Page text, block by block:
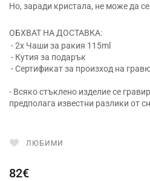
Но, заради кристала, не може да
ОБХВАТ НА ДОСТАВКА:
- 2x Чаши за ракия 115ml
- Кутия за подарък
- Сертификат за произход на
- Всяко стъклено изделие се
предполага известни разлики от
ЛЮБИМИ
82€